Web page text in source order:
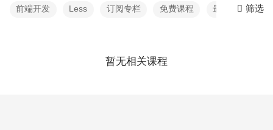
前端开发 Less 订阅专栏 免费课程 最新 筛选
暂无相关课程